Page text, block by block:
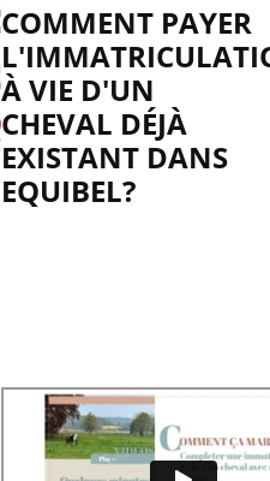
COMMENT PAYER
À VIE D'UN
CHEVAL DÉJÀ
EXISTANT DANS
EQUIBEL?